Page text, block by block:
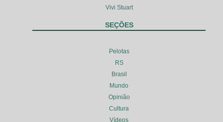
Vivi Stuart
SEÇÕES
Pelotas
RS
Brasil
Mundo
Opinião
Cultura
Vídeos